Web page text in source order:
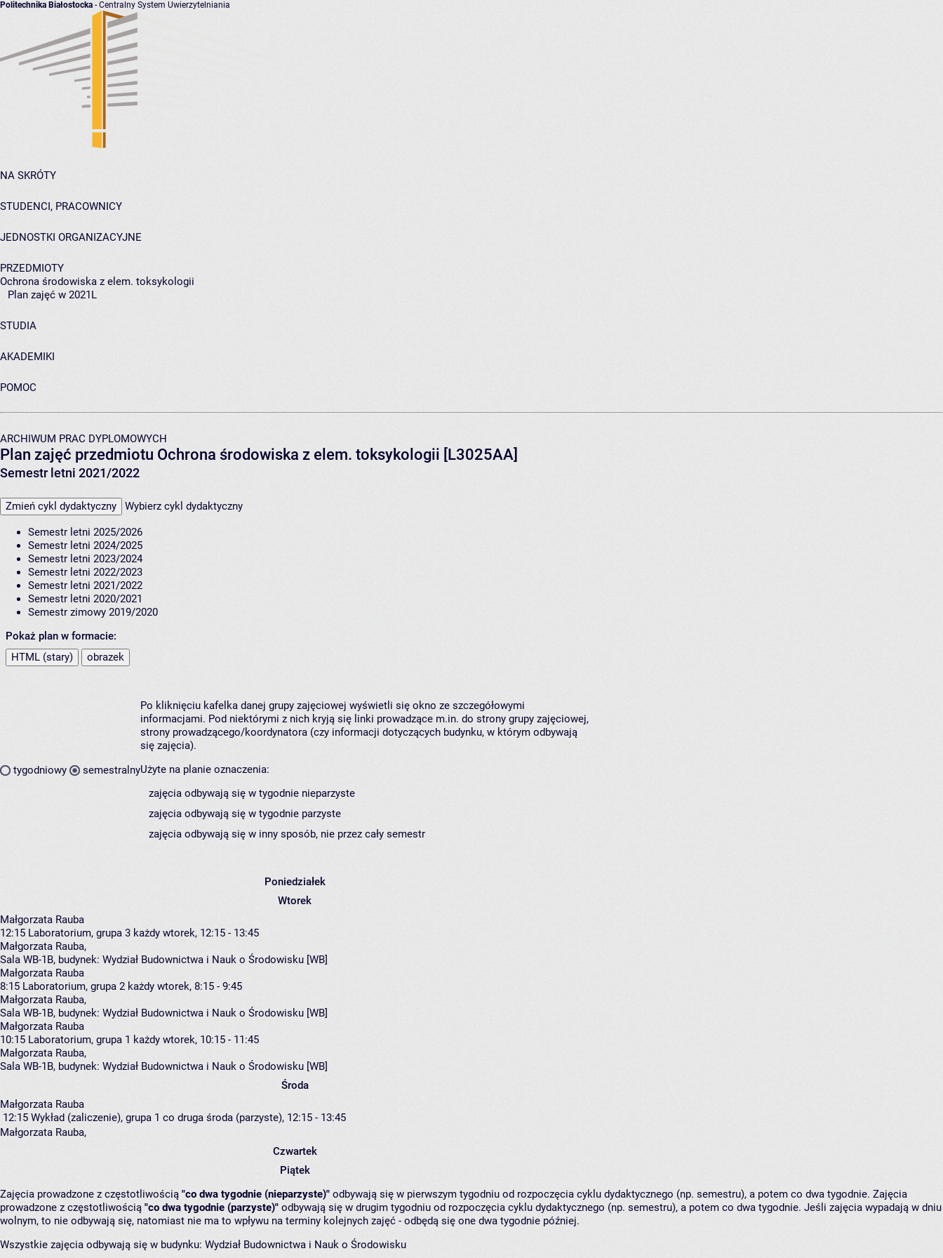
Politechnika Białostocka - Centralny System Uwierzytelniania
NA SKRÓTY
STUDENCI, PRACOWNICY
JEDNOSTKI ORGANIZACYJNE
PRZEDMIOTY
Ochrona środowiska z elem. toksykologii
Plan zajęć w 2021L
STUDIA
AKADEMIKI
POMOC
ARCHIWUM PRAC DYPLOMOWYCH
Plan zajęć przedmiotu Ochrona środowiska z elem. toksykologii [L3025AA]
Semestr letni 2021/2022
Zmień cykl dydaktyczny Wybierz cykl dydaktyczny
Semestr letni 2025/2026
Semestr letni 2024/2025
Semestr letni 2023/2024
Semestr letni 2022/2023
Semestr letni 2021/2022
Semestr letni 2020/2021
Semestr zimowy 2019/2020
Pokaż plan w formacie:
HTML (stary)
obrazek
tygodniowy semestralny
Po kliknięciu kafelka danej grupy zajęciowej wyświetli się okno ze szczegółowymi
informacjami. Pod niektórymi z nich kryją się linki prowadzące m.in. do strony grupy zajęciowej,
strony prowadzącego/koordynatora (czy informacji dotyczących budynku, w którym odbywają
się zajęcia).
Użyte na planie oznaczenia:
zajęcia odbywają się w tygodnie nieparzyste
zajęcia odbywają się w tygodnie parzyste
zajęcia odbywają się w inny sposób, nie przez cały semestr
Poniedziałek
Wtorek
Małgorzata Rauba
12:15 Laboratorium, grupa 3 każdy wtorek, 12:15 - 13:45
Małgorzata Rauba,
Sala WB-1B, budynek: Wydział Budownictwa i Nauk o Środowisku [WB]
Małgorzata Rauba
8:15 Laboratorium, grupa 2 każdy wtorek, 8:15 - 9:45
Małgorzata Rauba,
Sala WB-1B, budynek: Wydział Budownictwa i Nauk o Środowisku [WB]
Małgorzata Rauba
10:15 Laboratorium, grupa 1 każdy wtorek, 10:15 - 11:45
Małgorzata Rauba,
Sala WB-1B, budynek: Wydział Budownictwa i Nauk o Środowisku [WB]
Środa
Małgorzata Rauba
12:15 Wykład (zaliczenie), grupa 1 co druga środa (parzyste), 12:15 - 13:45
Małgorzata Rauba,
Czwartek
Piątek
Zajęcia prowadzone z częstotliwością "co dwa tygodnie (nieparzyste)" odbywają się w pierwszym tygodniu od rozpoczęcia cyklu dydaktycznego (np. semestru), a potem co dwa tygodnie. Zajęcia
prowadzone z częstotliwością "co dwa tygodnie (parzyste)" odbywają się w drugim tygodniu od rozpoczęcia cyklu dydaktycznego (np. semestru), a potem co dwa tygodnie. Jeśli zajęcia wypadają w dniu
wolnym, to nie odbywają się, natomiast nie ma to wpływu na terminy kolejnych zajęć - odbędą się one dwa tygodnie później.
Wszystkie zajęcia odbywają się w budynku: Wydział Budownictwa i Nauk o Środowisku